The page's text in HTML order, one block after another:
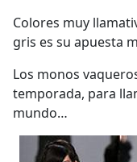
Colores muy
gris es su apuesta
Los monos
temporada, para
mundo…